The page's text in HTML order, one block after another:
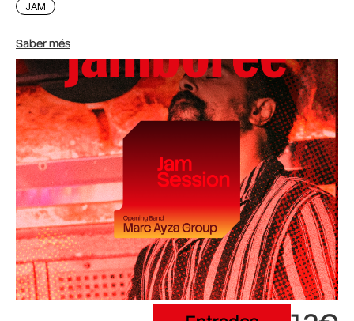
JAM
Saber més